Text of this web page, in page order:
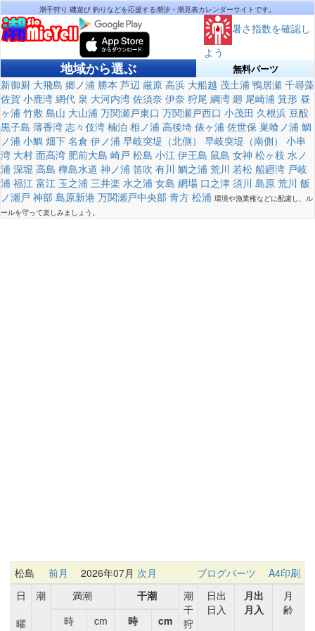
潮干狩り 磯遊び 釣りなどを応援する潮汐・潮見表カレンダーサイトです。
暑さ指数を確認し
よう
地域から選ぶ 無料パーツ
新御厨 大飛島 郷ノ浦 勝本 芦辺 厳原 高浜 大船越 茂土浦 鴨居瀬 千尋藻
佐賀 小鹿湾 網代 泉 大河内湾 佐須奈 伊奈 狩尾 綱湾 廻 尾崎浦 箕形 昼
ヶ浦 竹敷 島山 大山浦 万関瀬戸東口 万関瀬戸西口 小茂田 久根浜 豆酘
黒子島 薄香湾 志々伎湾 楠泊 相ノ浦 高後埼 俵ヶ浦 佐世保 巣喰ノ浦 鯛
ノ浦 小鯛 畑下 名倉 伊ノ浦 早岐突堤（北側） 早岐突堤（南側）
小串
湾 大村 面高湾 肥前大島 崎戸 松島 小江 伊王島 鼠島 女神 松ヶ枝 水ノ
浦 深堀 高島 樺島水道 神ノ浦 笛吹 有川 鯛之浦 荒川 若松 船廻湾 戸岐
浦 福江 富江 玉之浦 三井楽 水之浦 女島 網場 口之津 須川 島原 荒川 飯
ノ瀬戸 神部 島原新港 万関瀬戸中央部 青方 松浦 環境や漁業権などに配慮し、ル
ールを守って楽しみましょう。
松島 前月 2026年07月 次月 ブログパーツ
A4印刷
日
曜
潮 満潮 干潮
潮
干
狩
日出
日入
月出
月入
月
齢
時
cm 時
cm